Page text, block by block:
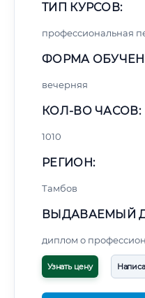
ТИП КУРСОВ:
профессиональная
ФОРМА
вечерняя
КОЛ-ВО ЧАСОВ:
1010
РЕГИОН:
Тамбов
ВЫДАВАЕМЫЙ
диплом о
Узнать цену